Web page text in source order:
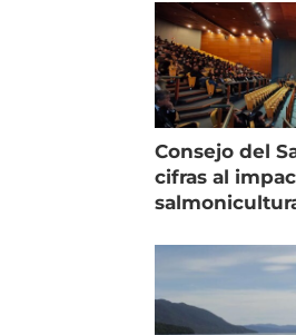
Consejo del
cifras al